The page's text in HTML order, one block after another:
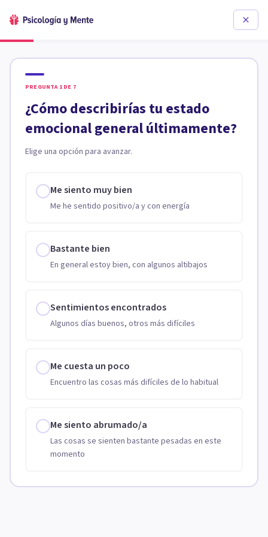
PREGUNTA 1 DE 7
¿Cómo describirías tu estado
emocional general últimamente?
Elige una opción para avanzar.
Me siento muy bien
Me he sentido positivo/a y con energía
Bastante bien
En general estoy bien, con algunos altibajos
Sentimientos encontrados
Algunos días buenos, otros más difíciles
Me cuesta un poco
Encuentro las cosas más difíciles de lo habitual
Me siento abrumado/a
Las cosas se sienten bastante pesadas en este
momento